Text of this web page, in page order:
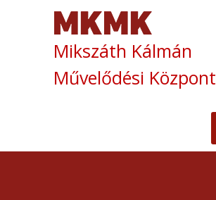
Mikszáth Kálmán
Művelődési Központ